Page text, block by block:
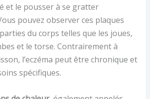
et le pousser à se gratter
pouvez observer ces plaques
du corps telles que les joues,
et le torse. Contrairement à
l’eczéma peut être chronique et
spécifiques.